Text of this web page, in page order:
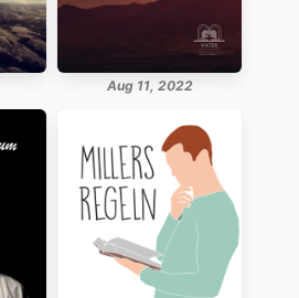
Aug 11, 2022